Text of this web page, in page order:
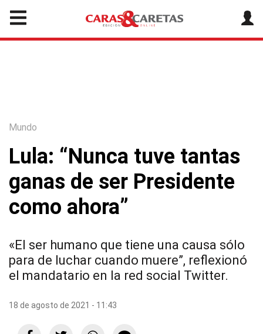
Mundo
Lula: “Nunca tuve tantas
ganas de ser Presidente
como ahora”
«El ser humano que tiene una causa sólo
para de luchar cuando muere”, reflexionó
el mandatario en la red social Twitter.
18 de agosto de 2021 - 11:43